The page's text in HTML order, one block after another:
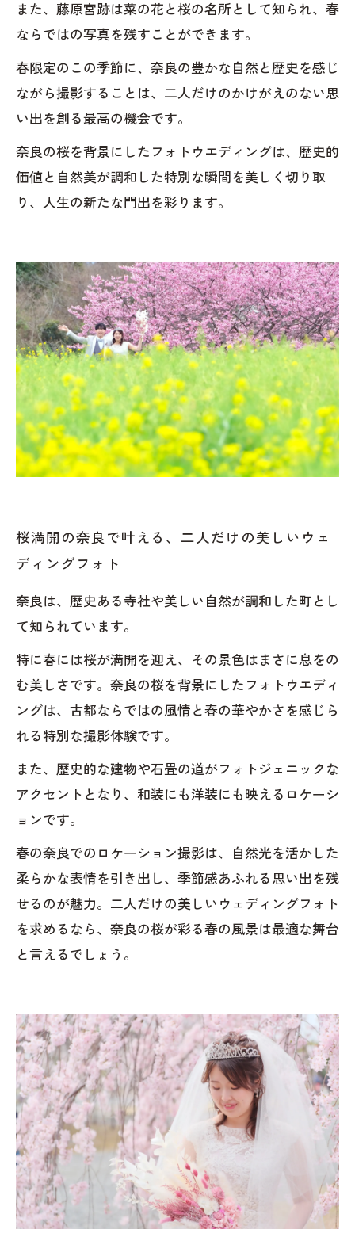
また、藤原宮跡は菜の花と桜の名所として知られ、春
ならではの写真を残すことができます。
春限定のこの季節に、奈良の豊かな自然と歴史を感じ
ながら撮影することは、二人だけのかけがえのない思
い出を創る最高の機会です。
奈良の桜を背景にしたフォトウエディングは、歴史的
価値と自然美が調和した特別な瞬間を美しく切り取
り、人生の新たな門出を彩ります。
桜満開の奈良で叶える、二人だけの美しいウェ
ディングフォト
奈良は、歴史ある寺社や美しい自然が調和した町とし
て知られています。
特に春には桜が満開を迎え、その景色はまさに息をの
む美しさです。奈良の桜を背景にしたフォトウエディ
ングは、古都ならではの風情と春の華やかさを感じら
れる特別な撮影体験です。
また、歴史的な建物や石畳の道がフォトジェニックな
アクセントとなり、和装にも洋装にも映えるロケーシ
ョンです。
春の奈良でのロケーション撮影は、自然光を活かした
柔らかな表情を引き出し、季節感あふれる思い出を残
せるのが魅力。二人だけの美しいウェディングフォト
を求めるなら、奈良の桜が彩る春の風景は最適な舞台
と言えるでしょう。